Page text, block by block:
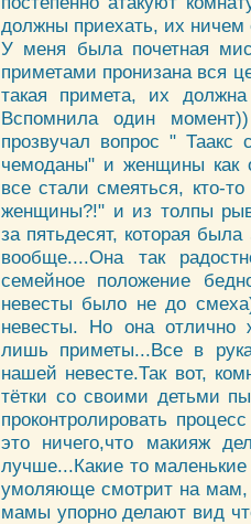
должны приехать, их ничем
У меня была почетная
приметами пронизана вся
такая примета, их
Вспомнила один
прозвучал вопрос " Таакс
чемоданы" и женщины как
все стали смеяться, кто-
женщины?!" и из толпы
за пятьдесят, которая
вообще....Она так
семейное положение
невесты было не до
невесты. Но она отлично
лишь приметы...Все в
нашей невесте.Так вот,
тётки со своими детьми
проконтролировать
это ничего,что макияж
лучше...Какие то маленькие
умоляюще смотрит на мам,
мамы упорно делают вид